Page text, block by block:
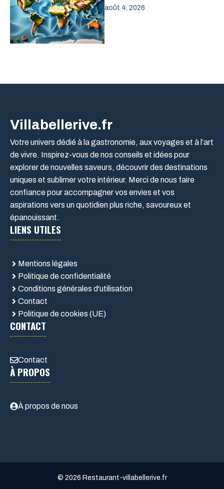
août 4, 2026
Villabellerive.fr
Votre univers dédié à la gastronomie, aux voyages et à l’art
de vivre. Inspirez-vous de nos conseils et idées pour
explorer de nouvelles saveurs, découvrir des destinations
uniques et sublimer votre intérieur. Merci de nous faire
confiance pour accompagner vos envies et vos
aspirations vers un quotidien plus riche, savoureux et
épanouissant.
LIENS UTILES
Mentions légales
Politique de confidentialité
Conditions générales d'utilisation
Contact
Politique de cookies (UE)
CONTACT
Contact
À PROPOS
À propos de nous
© 2026 Restaurant-villabellerive.fr